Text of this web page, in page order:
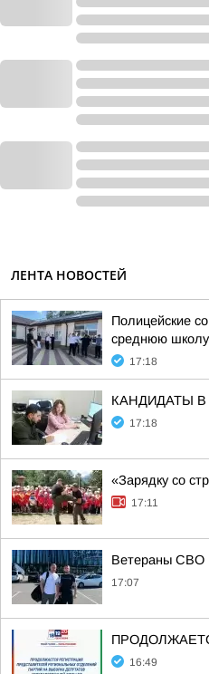
ЛЕНТА НОВОСТЕЙ
Полицейские
среднюю
17:18
КАНДИДАТЫ
17:18
«Зарядку со
17:11
Ветераны СВО
17:07
16:49